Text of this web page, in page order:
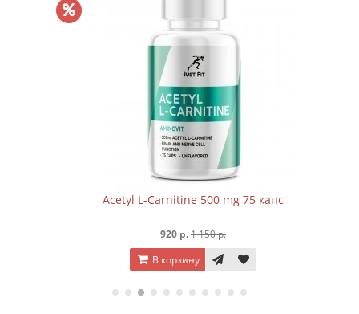
Acetyl L-Carnitine 500 mg 75 капc
920 р. 1 150 р.
В корзину